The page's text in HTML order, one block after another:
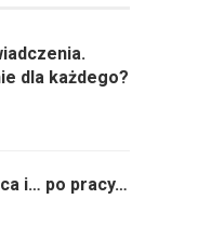
dla każdego?
i… po pracy…